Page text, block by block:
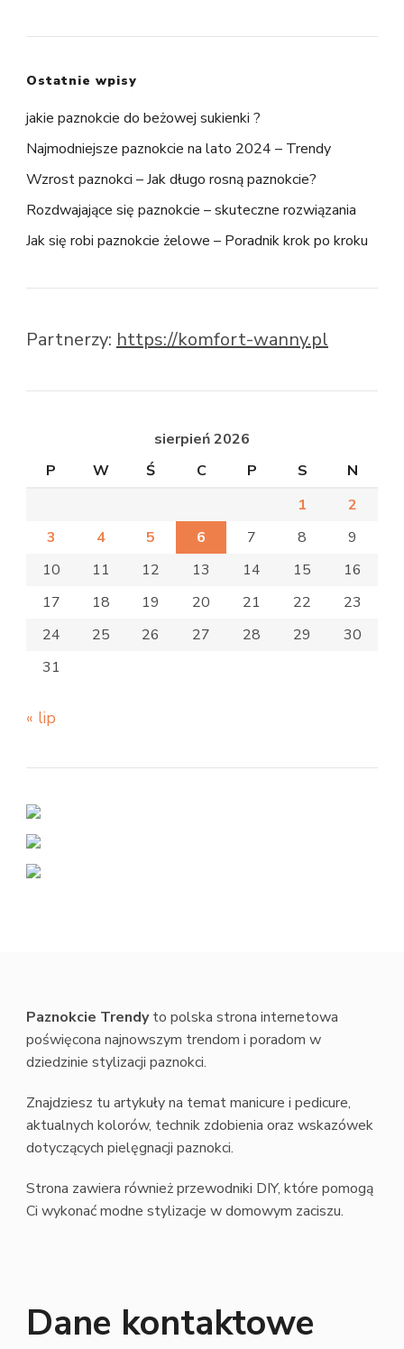
Ostatnie wpisy
jakie paznokcie do beżowej sukienki ?
Najmodniejsze paznokcie na lato 2024 – Trendy
Wzrost paznokci – Jak długo rosną paznokcie?
Rozdwajające się paznokcie – skuteczne rozwiązania
Jak się robi paznokcie żelowe – Poradnik krok po kroku
Partnerzy: https://komfort-wanny.pl
sierpień 2026
P
W Ś C P S
N
1
2
3
4 5 6 7 8
9
10
11 12 13 14 15
16
17
18 19 20 21 22
23
24
25 26 27 28 29
30
31
« lip
Paznokcie Trendyto polska strona internetowa
poświęcona najnowszym trendom i poradom w
dziedzinie stylizacji paznokci.
Znajdziesz tu artykuły na temat manicure i pedicure,
aktualnych kolorów, technik zdobienia oraz wskazówek
dotyczących pielęgnacji paznokci.
Strona zawiera również przewodniki DIY, które pomogą
Ci wykonać modne stylizacje w domowym zaciszu.
Dane kontaktowe